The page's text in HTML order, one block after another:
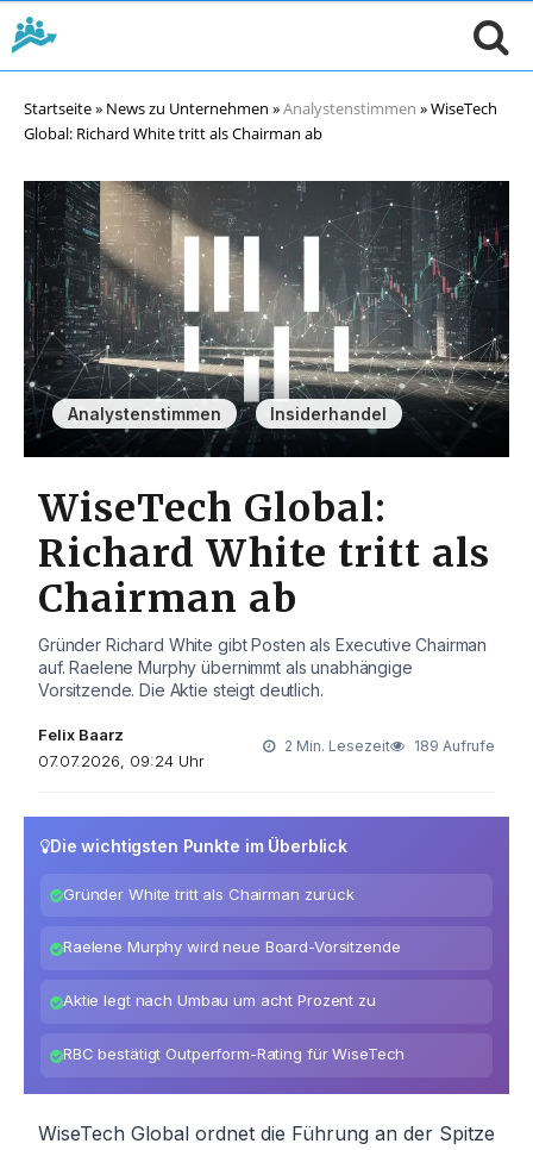
Startseite» News zu Unternehmen »Analystenstimmen »WiseTech
Global: Richard White tritt als Chairman ab
Analystenstimmen , Insiderhandel
WiseTech Global:
Richard White tritt als
Chairman ab
Gründer Richard White gibt Posten als Executive Chairman
auf. Raelene Murphy übernimmt als unabhängige
Vorsitzende. Die Aktie steigt deutlich.
Felix Baarz
07.07.2026, 09:24 Uhr
2 Min. Lesezeit 189 Aufrufe
Die wichtigsten Punkte im Überblick
Gründer White tritt als Chairman zurück
Raelene Murphy wird neue Board-Vorsitzende
Aktie legt nach Umbau um acht Prozent zu
RBC bestätigt Outperform-Rating für WiseTech
WiseTech Global ordnet die Führung an der Spitze